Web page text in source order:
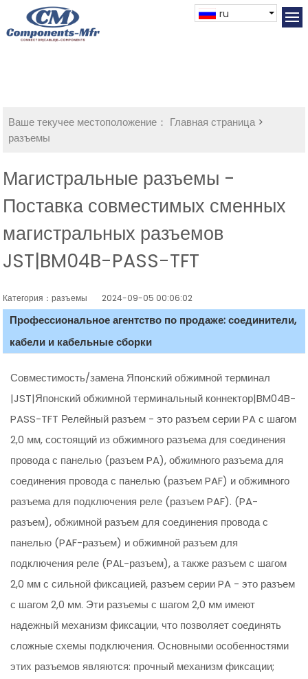
ru
Ваше текучее местоположение： Главная страница>
разъемы
Магистральные разъемы -
Поставка совместимых сменных
магистральных разъемов
JST|BM04B-PASS-TFT
Категория：разъемы 2024-09-05 00:06:02
Профессиональное агентство по продаже: соединители,
кабели и кабельные сборки
Совместимость/замена Японский обжимной терминал
|JST|Японский обжимной терминальный коннектор|BM04B-
PASS-TFT Релейный разъем - это разъем серии PA с шагом
2,0 мм, состоящий из обжимного разъема для соединения
провода с панелью (разъем PA), обжимного разъема для
соединения провода с панелью (разъем PAF) и обжимного
разъема для подключения реле (разъем PAF). (PA-
разъем), обжимной разъем для соединения провода с
панелью (PAF-разъем) и обжимной разъем для
подключения реле (PAL-разъем), а также разъем с шагом
2,0 мм с сильной фиксацией, разъем серии PA - это разъем
с шагом 2,0 мм. Эти разъемы с шагом 2,0 мм имеют
надежный механизм фиксации, что позволяет соединять
сложные схемы подключения. Основными особенностями
этих разъемов являются: прочный механизм фиксации;